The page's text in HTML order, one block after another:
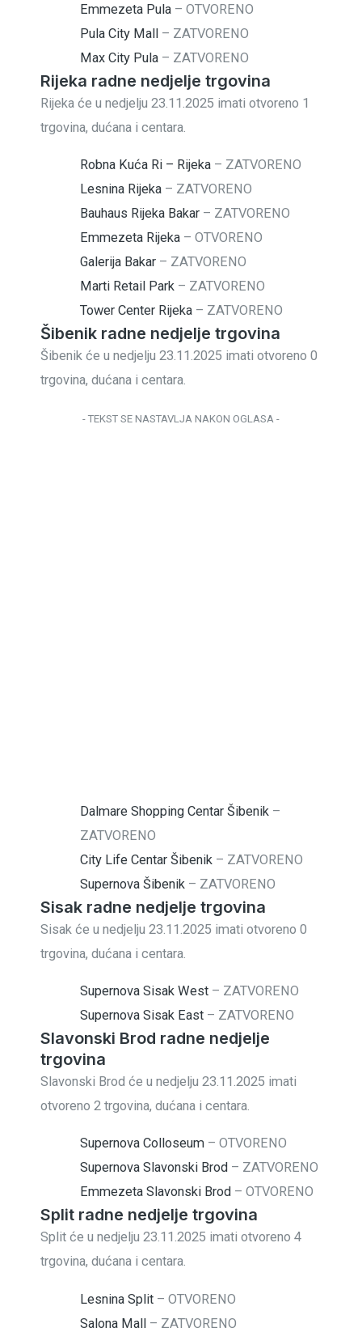
Emmezeta Pula –OTVORENO
Pula City Mall – ZATVORENO
Max City Pula – ZATVORENO
Rijeka radne nedjelje trgovina
Rijeka će u nedjelju 23.11.2025 imati otvoreno 1
trgovina, dućana i centara.
Robna Kuća Ri – Rijeka – ZATVORENO
Lesnina Rijeka – ZATVORENO
Bauhaus Rijeka Bakar – ZATVORENO
Emmezeta Rijeka –OTVORENO
Galerija Bakar – ZATVORENO
Marti Retail Park – ZATVORENO
Tower Center Rijeka – ZATVORENO
Šibenik radne nedjelje trgovina
Šibenik će u nedjelju 23.11.2025 imati otvoreno 0
trgovina, dućana i centara.
- TEKST SE NASTAVLJA NAKON OGLASA -
Dalmare Shopping Centar Šibenik –
ZATVORENO
City Life Centar Šibenik – ZATVORENO
Supernova Šibenik – ZATVORENO
Sisak radne nedjelje trgovina
Sisak će u nedjelju 23.11.2025 imati otvoreno 0
trgovina, dućana i centara.
Supernova Sisak West – ZATVORENO
Supernova Sisak East – ZATVORENO
Slavonski Brod radne nedjelje
trgovina
Slavonski Brod će u nedjelju 23.11.2025 imati
otvoreno 2 trgovina, dućana i centara.
Supernova Colloseum –OTVORENO
Supernova Slavonski Brod – ZATVORENO
Emmezeta Slavonski Brod –OTVORENO
Split radne nedjelje trgovina
Split će u nedjelju 23.11.2025 imati otvoreno 4
trgovina, dućana i centara.
Lesnina Split –OTVORENO
Salona Mall – ZATVORENO